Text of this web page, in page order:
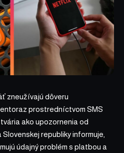
zneužívajú dôveru
prostredníctvom SMS
ako upozornenia od
republiky informuje,
údajný problém s platbou a